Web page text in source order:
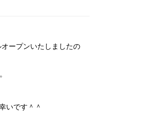
ープンいたしましたの
いです＾＾